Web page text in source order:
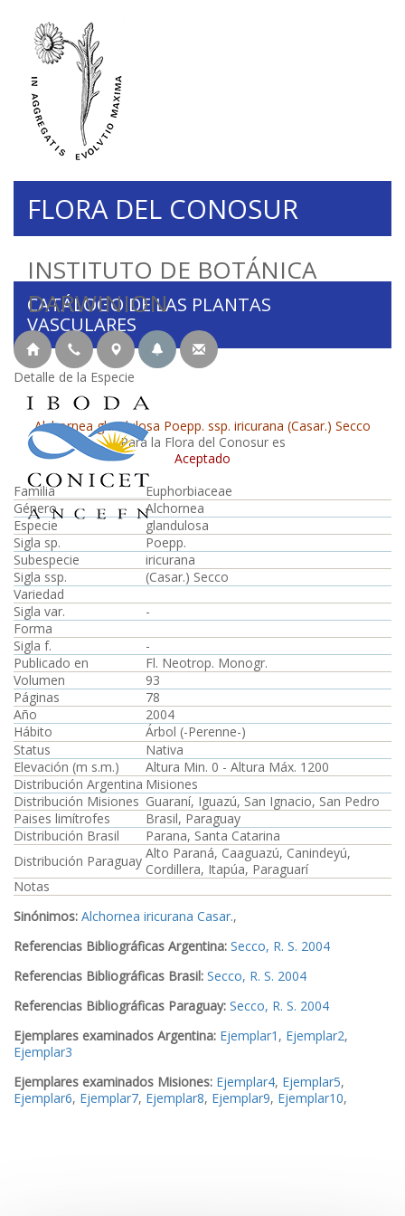
INSTITUTO DE BOTÁNICA
DARWINION
FLORA DEL CONOSUR
CATÁLOGO DE LAS PLANTAS
VASCULARES
Detalle de la Especie
Alchornea glandulosa Poepp. ssp. iricurana (Casar.) Secco
Para la Flora del Conosur es
Aceptado
Familia
Euphorbiaceae
Género
Alchornea
Especie
glandulosa
Sigla sp.
Poepp.
Subespecie
iricurana
Sigla ssp.
(Casar.) Secco
Variedad
Sigla var.
-
Forma
Sigla f.
-
Publicado en
Fl. Neotrop. Monogr.
Volumen
93
Páginas
78
Año
2004
Hábito
Árbol (-Perenne-)
Status
Nativa
Elevación (m s.m.)
Altura Min. 0 - Altura Máx. 1200
Distribución Argentina Misiones
Distribución Misiones Guaraní, Iguazú, San Ignacio, San Pedro
Paises limítrofes
Brasil, Paraguay
Distribución Brasil
Parana, Santa Catarina
Distribución Paraguay Alto Paraná, Caaguazú, Canindeyú,
Cordillera, Itapúa, Paraguarí
Notas
Sinónimos: Alchornea iricurana Casar.,
Referencias Bibliográficas Argentina: Secco, R. S. 2004
Referencias Bibliográficas Brasil: Secco, R. S. 2004
Referencias Bibliográficas Paraguay: Secco, R. S. 2004
Ejemplares examinados Argentina: Ejemplar1 , Ejemplar2,
Ejemplar3
Ejemplares examinados Misiones: Ejemplar4, Ejemplar5,
Ejemplar6, Ejemplar7, Ejemplar8, Ejemplar9, Ejemplar10,